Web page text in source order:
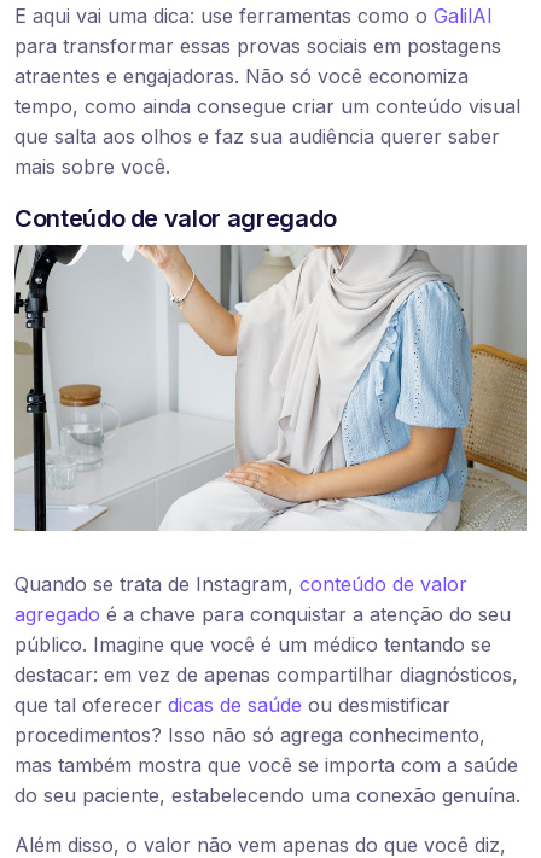
E aqui vai uma dica: use ferramentas como o GalilAI
para transformar essas provas sociais em postagens
atraentes e engajadoras. Não só você economiza
tempo, como ainda consegue criar um conteúdo visual
que salta aos olhos e faz sua audiência querer saber
mais sobre você.
Conteúdo de valor agregado
Quando se trata de Instagram, conteúdo de valor
agregado é a chave para conquistar a atenção do seu
público. Imagine que você é um médico tentando se
destacar: em vez de apenas compartilhar diagnósticos,
que tal oferecer dicas de saúde ou desmistificar
procedimentos? Isso não só agrega conhecimento,
mas também mostra que você se importa com a saúde
do seu paciente, estabelecendo uma conexão genuína.
Além disso, o valor não vem apenas do que você diz,